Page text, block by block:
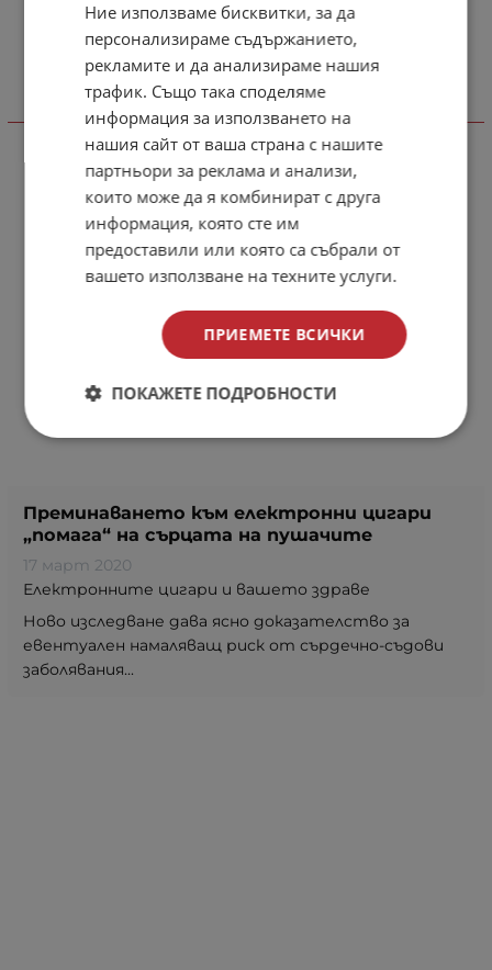
Виж още
Преминаването към електронни цигари
„помага“ на сърцата на пушачите
17 март 2020
Електронните цигари и вашето здраве
Ново изследване дава ясно доказателство за
евентуален намаляващ риск от сърдечно-съдови
заболявания...
Ние използваме бисквитки, за да
персонализираме съдържанието,
рекламите и да анализираме нашия
трафик. Също така споделяме
информация за използването на
нашия сайт от ваша страна с нашите
партньори за реклама и анализи,
които може да я комбинират с друга
информация, която сте им
предоставили или която са събрали от
вашето използване на техните услуги.
ПРИЕМЕТЕ ВСИЧКИ
ПОКАЖЕТЕ ПОДРОБНОСТИ